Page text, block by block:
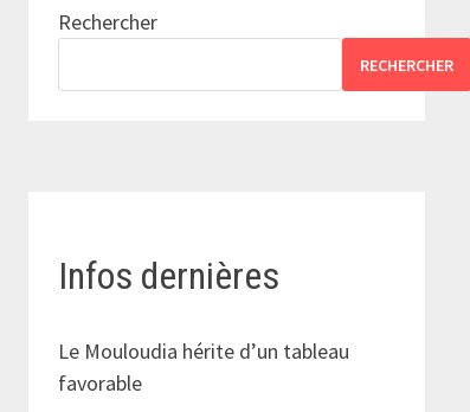
Rechercher
RECHERCHER
Infos dernières
Le Mouloudia hérite d’un tableau
favorable